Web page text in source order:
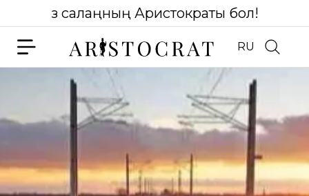
Өз салаңның Аристократы бол!
RU